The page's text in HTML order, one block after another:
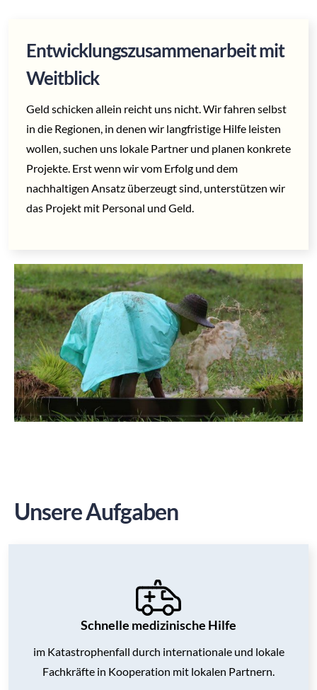
Entwicklungszusammenarbeit mit
Weitblick
Geld schicken allein reicht uns nicht. Wir fahren selbst
in die Regionen, in denen wir langfristige Hilfe leisten
wollen, suchen uns lokale Partner und planen konkrete
Projekte. Erst wenn wir vom Erfolg und dem
nachhaltigen Ansatz überzeugt sind, unterstützen wir
das Projekt mit Personal und Geld.
Unsere Aufgaben
Schnelle medizinische Hilfe
im Katastrophenfall durch internationale und lokale
Fachkräfte in Kooperation mit lokalen Partnern.